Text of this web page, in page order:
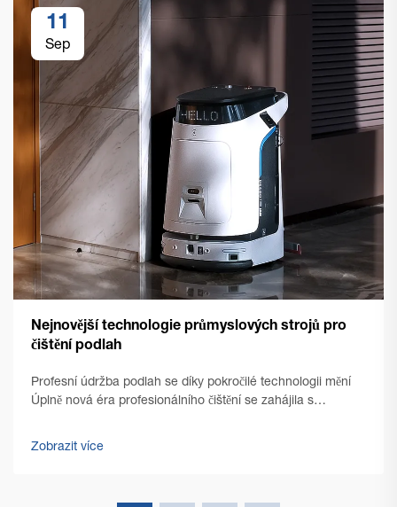
11
Sep
Nejnovější technologie průmyslových strojů pro
čištění podlah
Profesní údržba podlah se díky pokročilé technologii mění
Úplně nová éra profesionálního čištění se zahájila s
komerčním prostředí. Řízení zařízení se od té doby
Zobrazit více